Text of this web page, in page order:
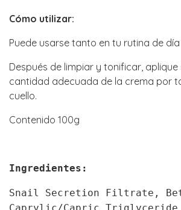
Cómo utilizar:
Puede usarse tanto en tu rutina de
Después de limpiar y tonificar,
cantidad adecuada de la crema por
cuello.
Contenido 100g
Ingredientes:
Snail Secretion Filtrate,